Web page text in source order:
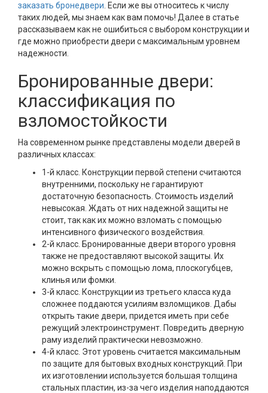
заказать бронедвери . Если же вы относитесь к числу
таких людей, мы знаем как вам помочь! Далее в статье
рассказываем как не ошибиться с выбором конструкции и
где можно приобрести двери с максимальным уровнем
надежности.
Бронированные двери:
классификация по
взломостойкости
На современном рынке представлены модели дверей в
различных классах:
1-й класс. Конструкции первой степени считаются
внутренними, поскольку не гарантируют
достаточную безопасность. Стоимость изделий
невысокая. Ждать от них надежной защиты не
стоит, так как их можно взломать с помощью
интенсивного физического воздействия.
2-й класс. Бронированные двери второго уровня
также не предоставляют высокой защиты. Их
можно вскрыть с помощью лома, плоскогубцев,
клинья или фомки.
3-й класс. Конструкции из третьего класса куда
сложнее поддаются усилиям взломщиков. Дабы
открыть такие двери, придется иметь при себе
режущий электроинструмент. Повредить дверную
раму изделий практически невозможно.
4-й класс. Этот уровень считается максимальным
по защите для бытовых входных конструкций. При
их изготовлении используется большая толщина
стальных пластин, из-за чего изделия наподдаются